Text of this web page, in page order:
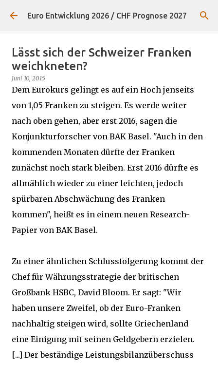
Direkt zum Hauptbereich
Euro Entwicklung 2026 / CHF Prognose 2027
Lässt sich der Schweizer Franken
weichkneten?
Juni 10, 2015
Dem Eurokurs gelingt es auf ein Hoch jenseits
von 1,05 Franken zu steigen. Es werde weiter
nach oben gehen, aber erst 2016, sagen die
Konjunkturforscher von BAK Basel. "Auch in den
kommenden Monaten dürfte der Franken
zunächst noch stark bleiben. Erst 2016 dürfte es
allmählich wieder zu einer leichten, jedoch
spürbaren Abschwächung des Franken
kommen", heißt es in einem neuen Research-
Papier von BAK Basel.
Zu einer ähnlichen Schlussfolgerung kommt der
Chef für Währungsstrategie der britischen
Großbank HSBC, David Bloom. Er sagt: "Wir
haben unsere Zweifel, ob der Euro-Franken
nachhaltig steigen wird, sollte Griechenland
eine Einigung mit seinen Geldgebern erzielen.
[...] Der beständige Leistungsbilanzüberschuss